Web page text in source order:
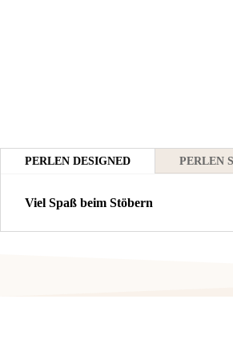
PERLEN DESIGNED PERLEN
Viel Spaß beim Stöbern